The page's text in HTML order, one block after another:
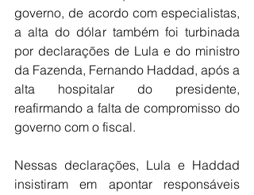
governo, de acordo com especialistas,
a alta do dólar também foi turbinada
por declarações de Lula e do ministro
da Fazenda, Fernando Haddad, após a
alta hospitalar do presidente,
reafirmando a falta de compromisso do
governo com o fiscal.
Nessas declarações, Lula e Haddad
insistiram em apontar responsáveis